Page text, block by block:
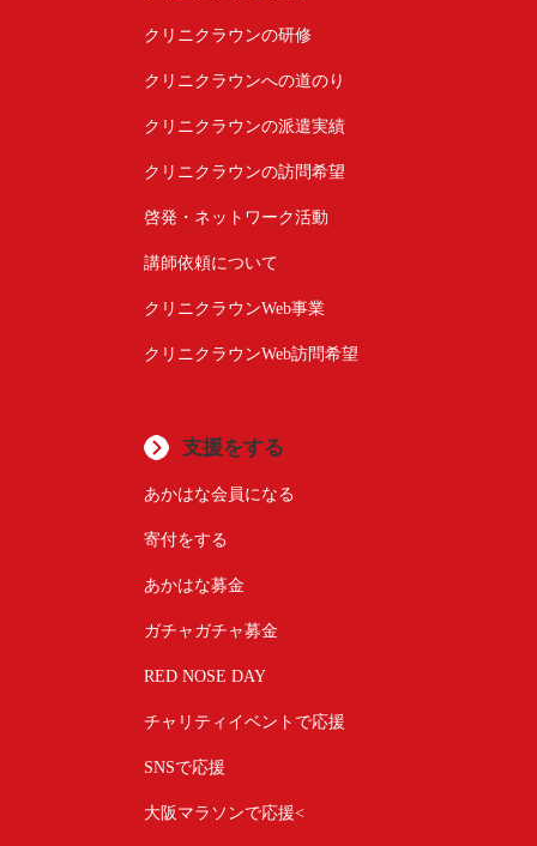
クリニクラウンの研修
クリニクラウンへの道のり
クリニクラウンの派遣実績
クリニクラウンの訪問希望
啓発・ネットワーク活動
講師依頼について
クリニクラウンWeb事業
クリニクラウンWeb訪問希望
支援をする
あかはな会員になる
寄付をする
あかはな募金
ガチャガチャ募金
RED NOSE DAY
チャリティイベントで応援
SNSで応援
大阪マラソンで応援<